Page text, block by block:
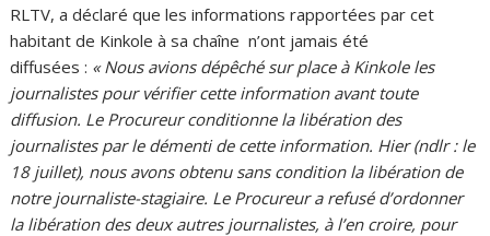
RLTV, a déclaré que les informations rapportées par cet
habitant de Kinkole à sa chaîne n’ont jamais été
diffusées : « Nous avions dépêché sur place à Kinkole les
journalistes pour vérifier cette information avant toute
diffusion. Le Procureur conditionne la libération des
journalistes par le démenti de cette information. Hier (ndlr : le
18 juillet), nous avons obtenu sans condition la libération de
notre journaliste-stagiaire. Le Procureur a refusé d’ordonner
la libération des deux autres journalistes, à l’en croire, pour